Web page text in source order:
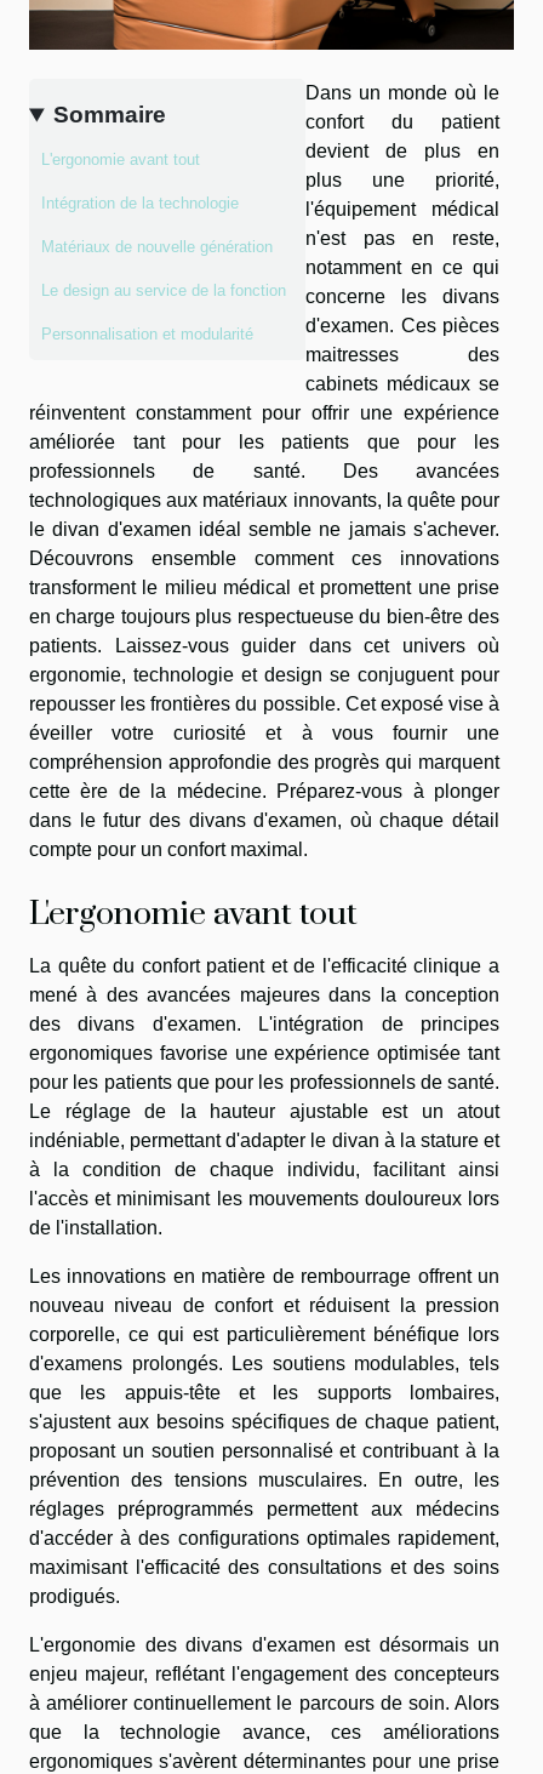
Sommaire
L'ergonomie avant tout
Intégration de la technologie
Matériaux de nouvelle génération
Le design au service de la fonction
Personnalisation et modularité
Dans un monde où le
confort du patient
devient de plus en
plus une priorité,
l'équipement médical
n'est pas en reste,
notamment en ce qui
concerne les divans
d'examen. Ces pièces
maitresses des
cabinets médicaux se
réinventent constamment pour offrir une expérience
améliorée tant pour les patients que pour les
professionnels de santé. Des avancées
technologiques aux matériaux innovants, la quête pour
le divan d'examen idéal semble ne jamais s'achever.
Découvrons ensemble comment ces innovations
transforment le milieu médical et promettent une prise
en charge toujours plus respectueuse du bien-être des
patients. Laissez-vous guider dans cet univers où
ergonomie, technologie et design se conjuguent pour
repousser les frontières du possible. Cet exposé vise à
éveiller votre curiosité et à vous fournir une
compréhension approfondie des progrès qui marquent
cette ère de la médecine. Préparez-vous à plonger
dans le futur des divans d'examen, où chaque détail
compte pour un confort maximal.
L'ergonomie avant tout
La quête du confort patient et de l'efficacité clinique a
mené à des avancées majeures dans la conception
des divans d'examen. L'intégration de principes
ergonomiques favorise une expérience optimisée tant
pour les patients que pour les professionnels de santé.
Le réglage de la hauteur ajustable est un atout
indéniable, permettant d'adapter le divan à la stature et
à la condition de chaque individu, facilitant ainsi
l'accès et minimisant les mouvements douloureux lors
de l'installation.
Les innovations en matière de rembourrage offrent un
nouveau niveau de confort et réduisent la pression
corporelle, ce qui est particulièrement bénéfique lors
d'examens prolongés. Les soutiens modulables, tels
que les appuis-tête et les supports lombaires,
s'ajustent aux besoins spécifiques de chaque patient,
proposant un soutien personnalisé et contribuant à la
prévention des tensions musculaires. En outre, les
réglages préprogrammés permettent aux médecins
d'accéder à des configurations optimales rapidement,
maximisant l'efficacité des consultations et des soins
prodigués.
L'ergonomie des divans d'examen est désormais un
enjeu majeur, reflétant l'engagement des concepteurs
à améliorer continuellement le parcours de soin. Alors
que la technologie avance, ces améliorations
ergonomiques s'avèrent déterminantes pour une prise